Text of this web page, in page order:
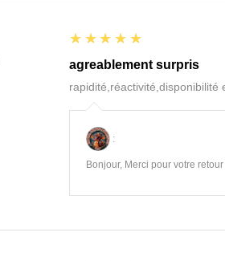
5
★★★★★
agreablement surpris
rapidité,réactivité,disponibilité
:
Bonjour, Merci pour votre